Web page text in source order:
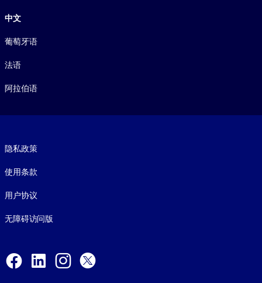
中文
葡萄牙语
法语
阿拉伯语
隐私政策
使用条款
用户协议
无障碍访问版
Facebook
LinkedInInstagram